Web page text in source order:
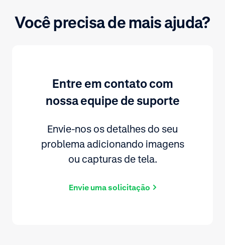
Você precisa de mais ajuda?
Entre em contato com
nossa equipe de suporte
Envie-nos os detalhes do seu
problema adicionando imagens
ou capturas de tela.
Envie uma solicitação